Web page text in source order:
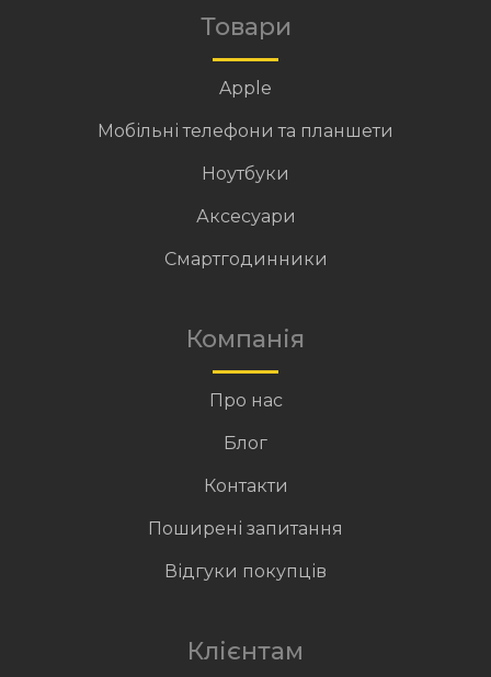
Товари
Apple
Мобільні телефони та планшети
Ноутбуки
Аксесуари
Смартгодинники
Компанія
Про нас
Блог
Контакти
Поширені запитання
Відгуки покупців
Клієнтам